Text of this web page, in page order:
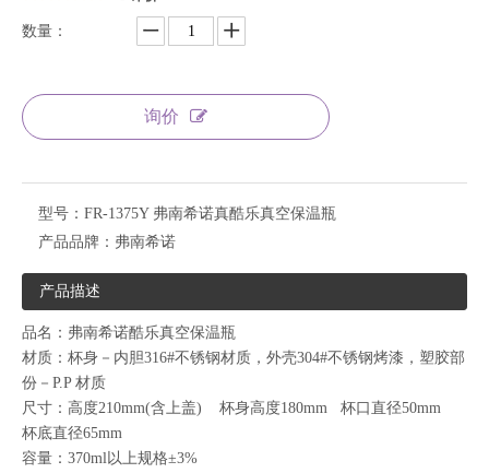
数量：
询价
型号： FR-1375Y 弗南希诺真酷乐真空保温瓶
产品品牌： 弗南希诺
产品描述
品名：弗南希诺酷乐真空保温瓶
材质：杯身－内胆316#不锈钢材质，外壳304#不锈钢烤漆，塑胶部
份－P.P 材质
尺寸：高度210mm(含上盖) 杯身高度180mm 杯口直径50mm
杯底直径65mm
容量：370ml以上规格±3%